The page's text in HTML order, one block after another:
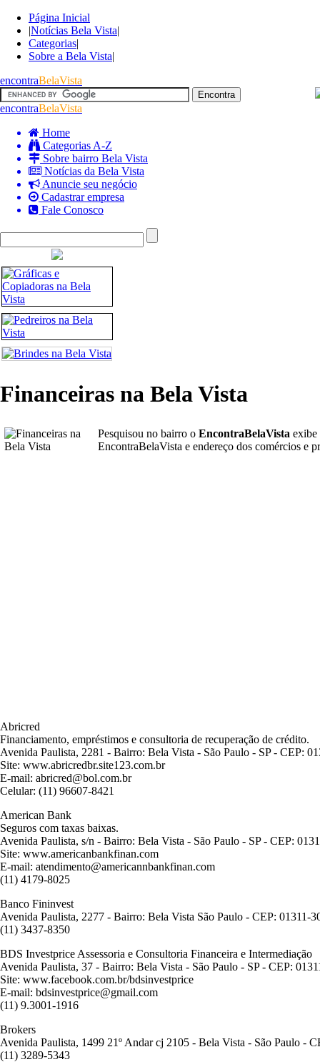
Página Inicial
|Notícias Bela Vista|
Categorias|
Sobre a Bela Vista|
encontraBelaVista
encontraBelaVista
Home
Categorias A-Z
Sobre bairro Bela Vista
Notícias da Bela Vista
Anuncie seu negócio
Cadastrar empresa
Fale Conosco
Financeiras na Bela Vista
Pesquisou no bairro o EncontraBelaVista exibe
EncontraBelaVista e endereço dos comércios e
Abricred
Financiamento, empréstimos e consultoria de recuperação de crédito.
Avenida Paulista, 2281 - Bairro: Bela Vista - São Paulo - SP - CEP:
Site: www.abricredbr.site123.com.br
E-mail: abricred@bol.com.br
Celular: (11) 96607-8421
American Bank
Seguros com taxas baixas.
Avenida Paulista, s/n - Bairro: Bela Vista - São Paulo - SP - CEP:
Site: www.americanbankfinan.com
E-mail: atendimento@americannbankfinan.com
(11) 4179-8025
Banco Fininvest
Avenida Paulista, 2277 - Bairro: Bela Vista São Paulo - CEP: 01311-
(11) 3437-8350
BDS Investprice Assessoria e Consultoria Financeira e Intermediação
Avenida Paulista, 37 - Bairro: Bela Vista - São Paulo - SP - CEP:
Site: www.facebook.com.br/bdsinvestprice
E-mail: bdsinvestprice@gmail.com
(11) 9.3001-1916
Brokers
Avenida Paulista, 1499 21º Andar cj 2105 - Bela Vista - São Paulo -
(11) 3289-5343